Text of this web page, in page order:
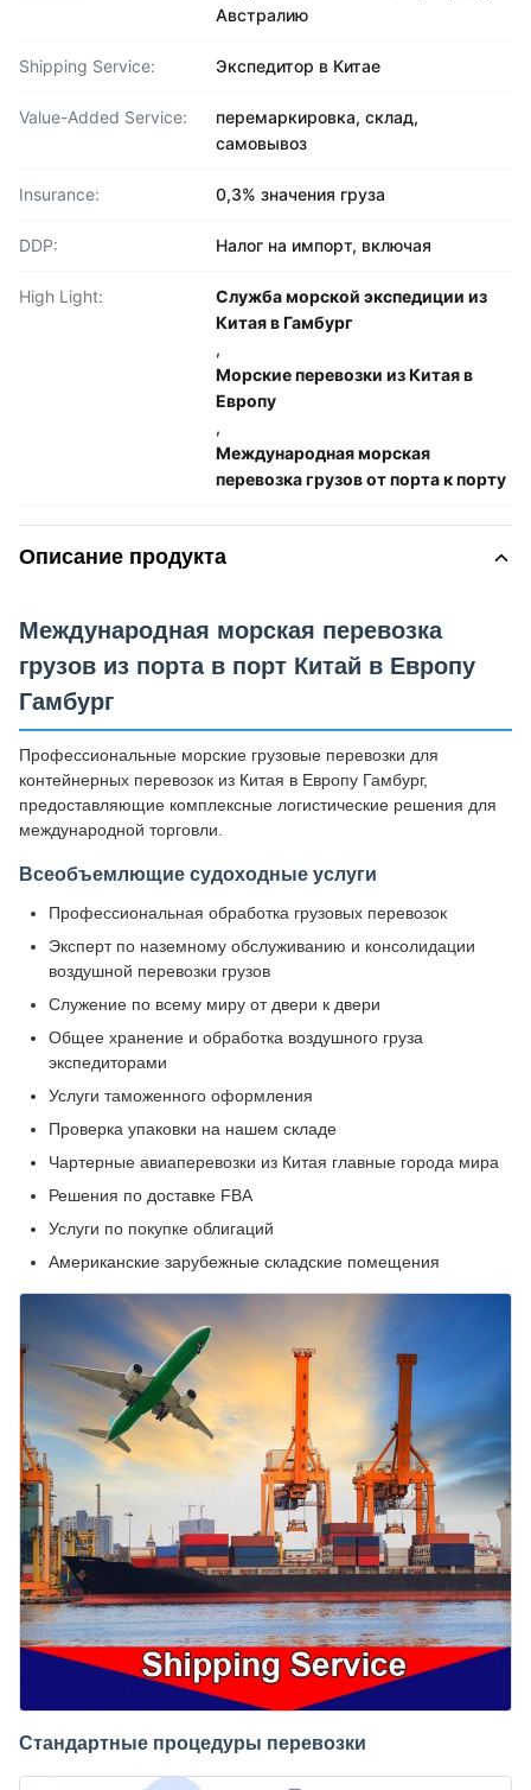
Австралию
Shipping Service: Экспедитор в Китае
Value-Added Service:
перемаркировка, склад,
самовывоз
Insurance: 0,3% значения груза
DDP: Налог на импорт, включая
High Light:
Служба морской экспедиции из
Китая в Гамбург
,
Морские перевозки из Китая в
Европу
,
Международная морская
перевозка грузов от порта к порту
Описание продукта
Международная морская перевозка
грузов из порта в порт Китай в Европу
Гамбург
Профессиональные морские грузовые перевозки для
контейнерных перевозок из Китая в Европу Гамбург,
предоставляющие комплексные логистические решения для
международной торговли.
Всеобъемлющие судоходные услуги
Профессиональная обработка грузовых перевозок
Эксперт по наземному обслуживанию и консолидации
воздушной перевозки грузов
Служение по всему миру от двери к двери
Общее хранение и обработка воздушного груза
экспедиторами
Услуги таможенного оформления
Проверка упаковки на нашем складе
Чартерные авиаперевозки из Китая главные города мира
Решения по доставке FBA
Услуги по покупке облигаций
Американские зарубежные складские помещения
Стандартные процедуры перевозки